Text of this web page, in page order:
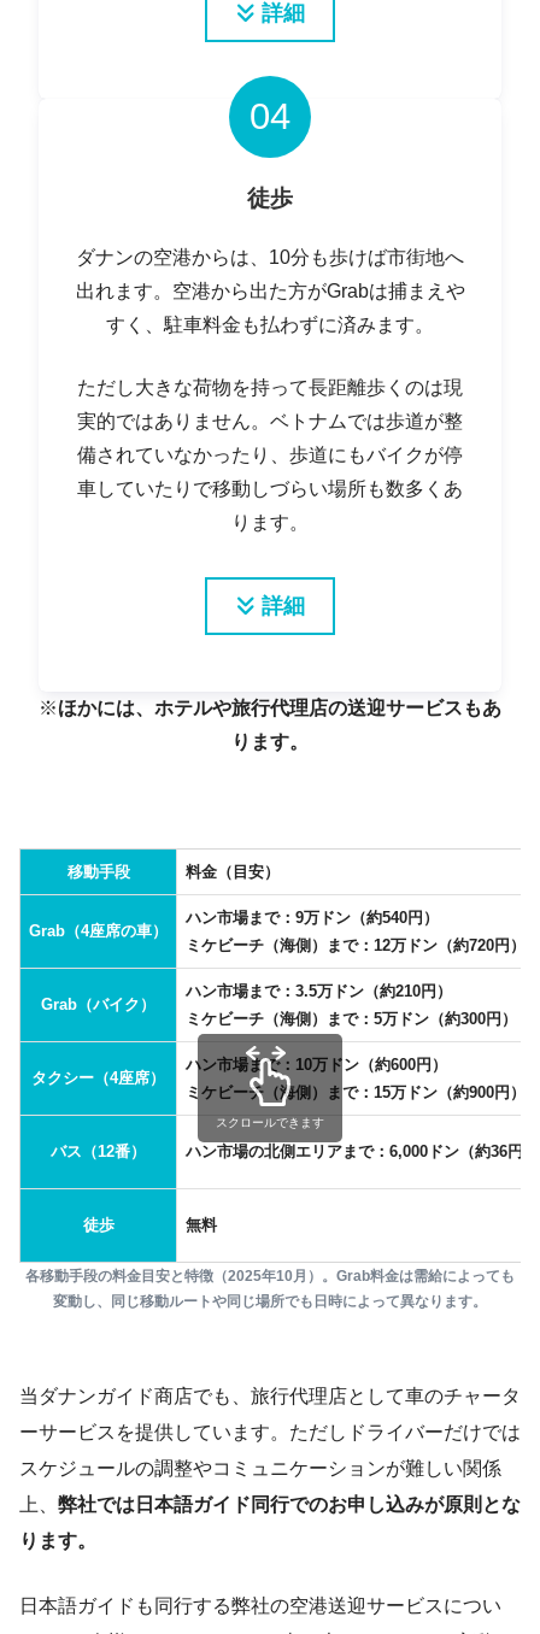
詳細
04
徒歩
ダナンの空港からは、10分も歩けば市街地へ
出れます。空港から出た方がGrabは捕まえや
すく、駐車料金も払わずに済みます。
ただし大きな荷物を持って長距離歩くのは現
実的ではありません。ベトナムでは歩道が整
備されていなかったり、歩道にもバイクが停
車していたりで移動しづらい場所も数多くあ
ります。
詳細
※ほかには、ホテルや旅行代理店の送迎サービスもあ
ります。
移動手段 料金（目安）
Grab（4座席の車）
ハン市場まで：9万ドン（約540円）
ミケビーチ（海側）まで：12万ドン（約720円）
Grab（バイク）
ハン市場まで：3.5万ドン（約210円）
ミケビーチ（海側）まで：5万ドン（約300円）
タクシー（4座席）
ハン市場まで：10万ドン（約600円）
ミケビーチ（海側）まで：15万ドン（約900円）
バス（12番） ハン市場の北側エリアまで：6,000ドン（約36円）
徒歩 無料
各移動手段の料金目安と特徴（2025年10月）。Grab料金は需給によっても
変動し、同じ移動ルートや同じ場所でも日時によって異なります。
スクロールできます
当ダナンガイド商店でも、旅行代理店として車のチャータ
ーサービスを提供しています。ただしドライバーだけでは
スケジュールの調整やコミュニケーションが難しい関係
上、 弊社では日本語ガイド同行でのお申し込みが原則とな
ります。
日本語ガイドも同行する弊社の空港送迎サービスについ